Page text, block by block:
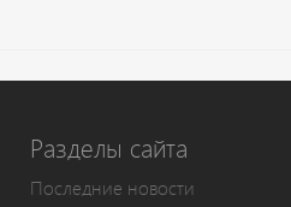
Разделы сайта
Последние новости